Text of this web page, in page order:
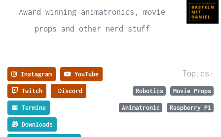
Award winning animatronics, movie
props and other nerd stuff
Instagram YouTube
Twitch Discord
📅 Termine
🎁 Downloads
Topics:
Robotics Movie Props
Animatronic Raspberry Pi